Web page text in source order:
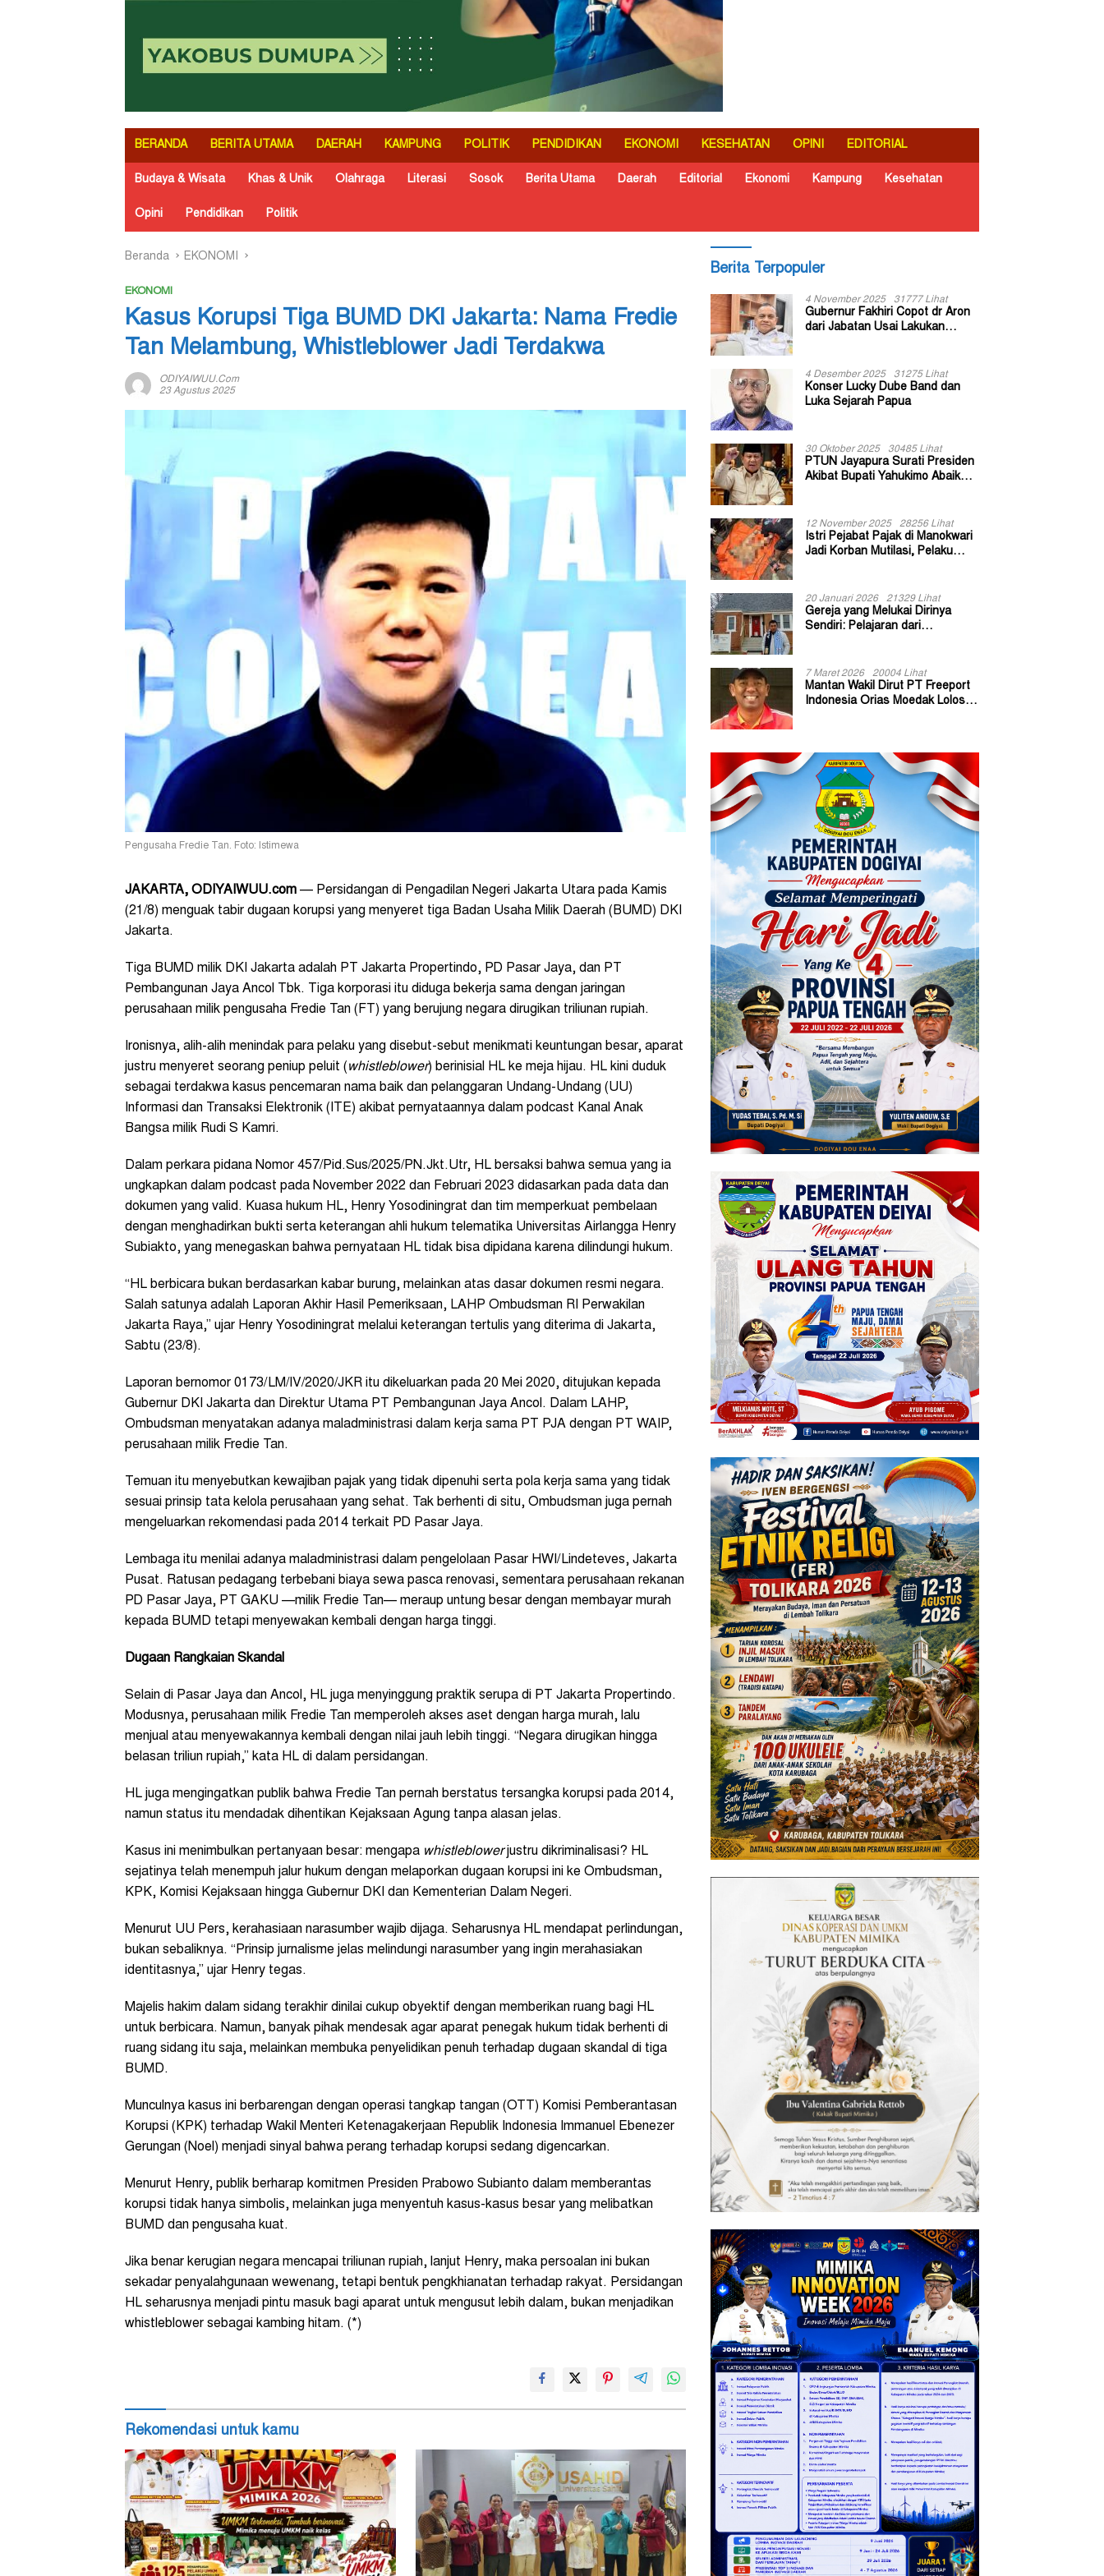
BERANDA BERITA UTAMA DAERAH KAMPUNG POLITIK PENDIDIKAN EKONOMI KESEHATAN OPINI EDITORIAL
Budaya & Wisata Khas & Unik Olahraga Literasi Sosok Berita Utama Daerah Editorial Ekonomi Kampung Kesehatan
Opini Pendidikan Politik
Beranda EKONOMI
EKONOMI
Kasus Korupsi Tiga BUMD DKI Jakarta: Nama Fredie
Tan Melambung, Whistleblower Jadi Terdakwa
ODIYAIWUU.com
23 Agustus 2025
Pengusaha Fredie Tan. Foto: Istimewa
JAKARTA, ODIYAIWUU.com — Persidangan di Pengadilan Negeri Jakarta Utara pada Kamis
(21/8) menguak tabir dugaan korupsi yang menyeret tiga Badan Usaha Milik Daerah (BUMD) DKI
Jakarta.
Tiga BUMD milik DKI Jakarta adalah PT Jakarta Propertindo, PD Pasar Jaya, dan PT
Pembangunan Jaya Ancol Tbk. Tiga korporasi itu diduga bekerja sama dengan jaringan
perusahaan milik pengusaha Fredie Tan (FT) yang berujung negara dirugikan triliunan rupiah.
Ironisnya, alih-alih menindak para pelaku yang disebut-sebut menikmati keuntungan besar, aparat
justru menyeret seorang peniup peluit (whistleblower) berinisial HL ke meja hijau. HL kini duduk
sebagai terdakwa kasus pencemaran nama baik dan pelanggaran Undang-Undang (UU)
Informasi dan Transaksi Elektronik (ITE) akibat pernyataannya dalam podcast Kanal Anak
Bangsa milik Rudi S Kamri.
Dalam perkara pidana Nomor 457/Pid.Sus/2025/PN.Jkt.Utr, HL bersaksi bahwa semua yang ia
ungkapkan dalam podcast pada November 2022 dan Februari 2023 didasarkan pada data dan
dokumen yang valid. Kuasa hukum HL, Henry Yosodiningrat dan tim memperkuat pembelaan
dengan menghadirkan bukti serta keterangan ahli hukum telematika Universitas Airlangga Henry
Subiakto, yang menegaskan bahwa pernyataan HL tidak bisa dipidana karena dilindungi hukum.
“HL berbicara bukan berdasarkan kabar burung, melainkan atas dasar dokumen resmi negara.
Salah satunya adalah Laporan Akhir Hasil Pemeriksaan, LAHP Ombudsman RI Perwakilan
Jakarta Raya,” ujar Henry Yosodiningrat melalui keterangan tertulis yang diterima di Jakarta,
Sabtu (23/8).
Laporan bernomor 0173/LM/IV/2020/JKR itu dikeluarkan pada 20 Mei 2020, ditujukan kepada
Gubernur DKI Jakarta dan Direktur Utama PT Pembangunan Jaya Ancol. Dalam LAHP,
Ombudsman menyatakan adanya maladministrasi dalam kerja sama PT PJA dengan PT WAIP,
perusahaan milik Fredie Tan.
Temuan itu menyebutkan kewajiban pajak yang tidak dipenuhi serta pola kerja sama yang tidak
sesuai prinsip tata kelola perusahaan yang sehat. Tak berhenti di situ, Ombudsman juga pernah
mengeluarkan rekomendasi pada 2014 terkait PD Pasar Jaya.
Lembaga itu menilai adanya maladministrasi dalam pengelolaan Pasar HWI/Lindeteves, Jakarta
Pusat. Ratusan pedagang terbebani biaya sewa pasca renovasi, sementara perusahaan rekanan
PD Pasar Jaya, PT GAKU —milik Fredie Tan— meraup untung besar dengan membayar murah
kepada BUMD tetapi menyewakan kembali dengan harga tinggi.
Dugaan Rangkaian Skandal
Selain di Pasar Jaya dan Ancol, HL juga menyinggung praktik serupa di PT Jakarta Propertindo.
Modusnya, perusahaan milik Fredie Tan memperoleh akses aset dengan harga murah, lalu
menjual atau menyewakannya kembali dengan nilai jauh lebih tinggi. “Negara dirugikan hingga
belasan triliun rupiah,” kata HL di dalam persidangan.
HL juga mengingatkan publik bahwa Fredie Tan pernah berstatus tersangka korupsi pada 2014,
namun status itu mendadak dihentikan Kejaksaan Agung tanpa alasan jelas.
Kasus ini menimbulkan pertanyaan besar: mengapa whistleblowerjustru dikriminalisasi? HL
sejatinya telah menempuh jalur hukum dengan melaporkan dugaan korupsi ini ke Ombudsman,
KPK, Komisi Kejaksaan hingga Gubernur DKI dan Kementerian Dalam Negeri.
Menurut UU Pers, kerahasiaan narasumber wajib dijaga. Seharusnya HL mendapat perlindungan,
bukan sebaliknya. “Prinsip jurnalisme jelas melindungi narasumber yang ingin merahasiakan
identitasnya,” ujar Henry tegas.
Majelis hakim dalam sidang terakhir dinilai cukup obyektif dengan memberikan ruang bagi HL
untuk berbicara. Namun, banyak pihak mendesak agar aparat penegak hukum tidak berhenti di
ruang sidang itu saja, melainkan membuka penyelidikan penuh terhadap dugaan skandal di tiga
BUMD.
Munculnya kasus ini berbarengan dengan operasi tangkap tangan (OTT) Komisi Pemberantasan
Korupsi (KPK) terhadap Wakil Menteri Ketenagakerjaan Republik Indonesia Immanuel Ebenezer
Gerungan (Noel) menjadi sinyal bahwa perang terhadap korupsi sedang digencarkan.
Menurut Henry, publik berharap komitmen Presiden Prabowo Subianto dalam memberantas
korupsi tidak hanya simbolis, melainkan juga menyentuh kasus-kasus besar yang melibatkan
BUMD dan pengusaha kuat.
Jika benar kerugian negara mencapai triliunan rupiah, lanjut Henry, maka persoalan ini bukan
sekadar penyalahgunaan wewenang, tetapi bentuk pengkhianatan terhadap rakyat. Persidangan
HL seharusnya menjadi pintu masuk bagi aparat untuk mengusut lebih dalam, bukan menjadikan
whistleblower sebagai kambing hitam. (*)
Rekomendasi untuk kamu
Berita Terpopuler
4 November 2025 31777 Lihat
Gubernur Fakhiri Copot dr Aron
dari Jabatan Usai Lakukan
4 Desember 2025 31275 Lihat
Konser Lucky Dube Band dan
Luka Sejarah Papua
30 Oktober 2025 30485 Lihat
PTUN Jayapura Surati Presiden
Akibat Bupati Yahukimo Abaikan
12 November 2025 28256 Lihat
Istri Pejabat Pajak di Manokwari
Jadi Korban Mutilasi, Pelaku
20 Januari 2026 21329 Lihat
Gereja yang Melukai Dirinya
Sendiri: Pelajaran dari
7 Maret 2026 20004 Lihat
Mantan Wakil Dirut PT Freeport
Indonesia Orias Moedak Lolos